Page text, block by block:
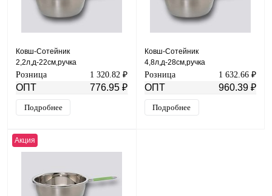
Ковш-Сотейник
2,2л,д-22см,ручка
прутковая(силикон)17см МАЯР
НЕРЖ УК-2465
Розница 1 320.82 ₽
ОПТ 776.95 ₽
Подробнее
Ковш-Сотейник
4,8л,д-28см,ручка
прутковая(силикон)17см МАЯР
НЕРЖ УК-2443
Розница 1 632.66 ₽
ОПТ 960.39 ₽
Подробнее
Акция